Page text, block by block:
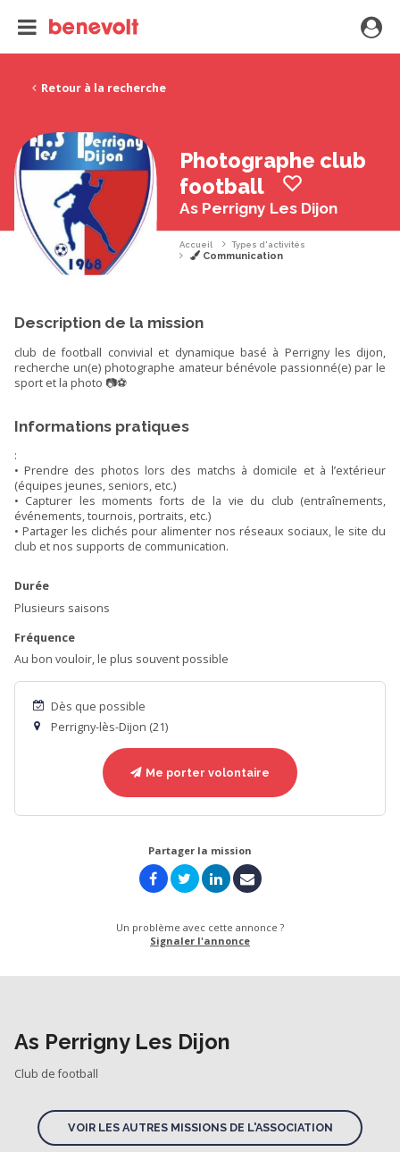
Retour à la recherche
Photographe club
football
As Perrigny Les Dijon
Accueil Types d'activités
Communication
Description de la mission
club de football convivial et dynamique basé à Perrigny les dijon,
recherche un(e) photographe amateur bénévole passionné(e) par le
sport et la photo 📷⚽
Informations pratiques
:
• Prendre des photos lors des matchs à domicile et à l’extérieur
(équipes jeunes, seniors, etc.)
• Capturer les moments forts de la vie du club (entraîne­ments,
événements, tournois, portraits, etc.)
• Partager les clichés pour alimenter nos réseaux sociaux, le site du
club et nos supports de communication.
Durée
Plusieurs saisons
Fréquence
Au bon vouloir, le plus souvent possible
Dès que possible
Perrigny-lès-Dijon (21)
Me porter volontaire
Partager la mission
Un problème avec cette annonce ?
Signaler l'annonce
As Perrigny Les Dijon
Club de football
VOIR LES AUTRES MISSIONS DE L'ASSOCIATION